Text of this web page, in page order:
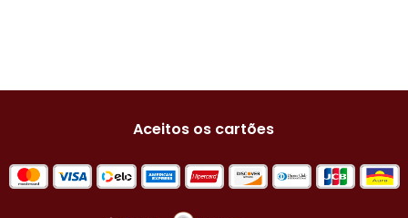
Aceitos os cartões